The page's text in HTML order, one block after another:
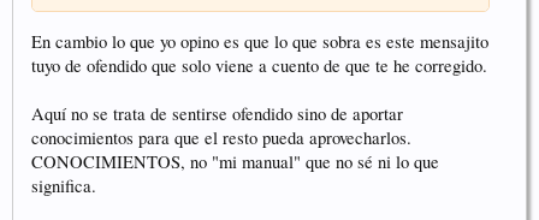
En cambio lo que yo opino es que lo que sobra es este mensajito
tuyo de ofendido que solo viene a cuento de que te he corregido.
Aquí no se trata de sentirse ofendido sino de aportar
conocimientos para que el resto pueda aprovecharlos.
CONOCIMIENTOS, no "mi manual" que no sé ni lo que
significa.